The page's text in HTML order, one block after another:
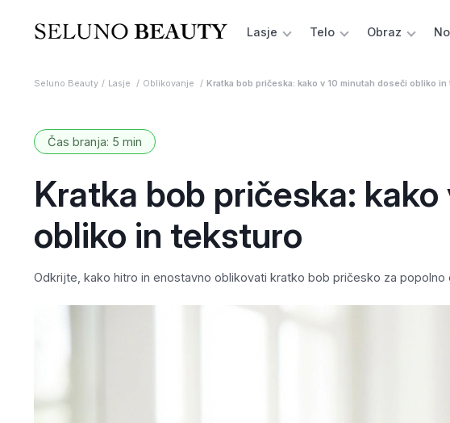
Lasje Telo Obraz
Seluno Beauty Lasje Oblikovanje Kratka bob pričeska: kako v 10 minutah doseči obliko
Čas branja: 5 min
Kratka bob pričeska:
obliko in teksturo
Odkrijte, kako hitro in enostavno oblikovati kratko bob pričesko za popolno